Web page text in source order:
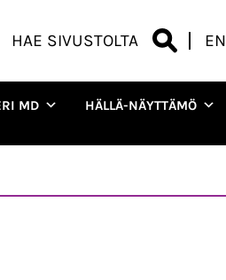
HAE SIVUSTOLTA EN
MD HÄLLÄ-NÄYTTÄMÖ